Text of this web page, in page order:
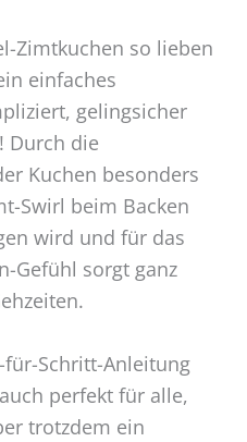
Zimtkuchen so lieben
einfaches
gelingsicher
Durch die
Kuchen besonders
Swirl beim Backen
wird und für das
Gefühl sorgt ganz
Schritt-Anleitung
perfekt für alle,
trotzdem ein